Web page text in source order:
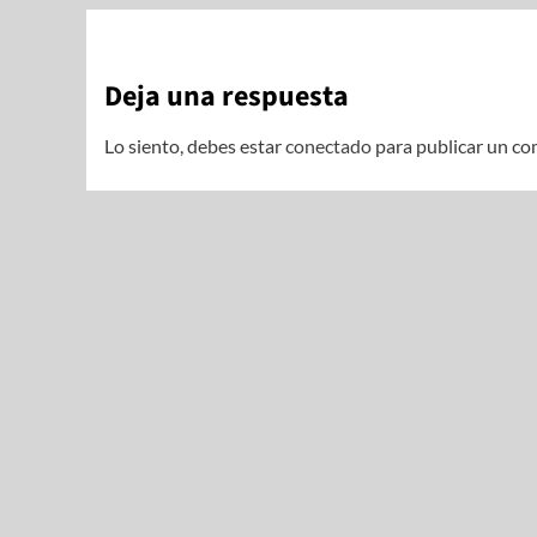
Deja una respuesta
Lo siento, debes estarconectado para publicar un